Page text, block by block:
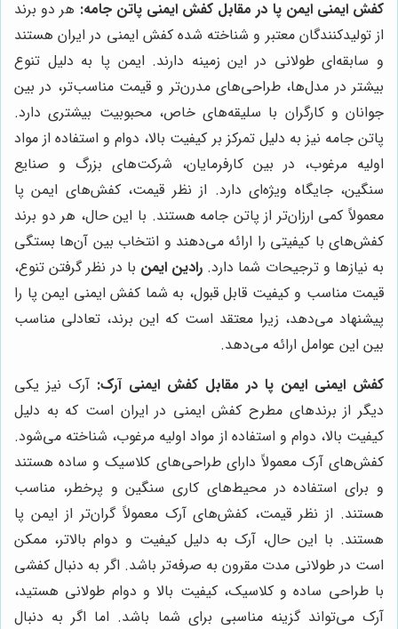
کفش ایمنی ایمن پا در مقابل کفش ایمنی پاتن جامه: هر دو برند
از تولیدکنندگان معتبر و شناخته شده کفش ایمنی در ایران هستند
و سابقه‌ای طولانی در این زمینه دارند. ایمن پا به دلیل تنوع
بیشتر در مدل‌ها، طراحی‌های مدرن‌تر و قیمت مناسب‌تر، در بین
جوانان و کارگران با سلیقه‌های خاص، محبوبیت بیشتری دارد.
پاتن جامه نیز به دلیل تمرکز بر کیفیت بالا، دوام و استفاده از مواد
اولیه مرغوب، در بین کارفرمایان، شرکت‌های بزرگ و صنایع
سنگین، جایگاه ویژه‌ای دارد. از نظر قیمت، کفش‌های ایمن پا
معمولاً کمی ارزان‌تر از پاتن جامه هستند. با این حال، هر دو برند
کفش‌های با کیفیتی را ارائه می‌دهند و انتخاب بین آن‌ها بستگی
به نیازها و ترجیحات شما دارد. رادین ایمن با در نظر گرفتن تنوع،
قیمت مناسب و کیفیت قابل قبول، به شما کفش ایمنی ایمن پا را
پیشنهاد می‌دهد، زیرا معتقد است که این برند، تعادلی مناسب
بین این عوامل ارائه می‌دهد.
کفش ایمنی ایمن پا در مقابل کفش ایمنی آرک: آرک نیز یکی
دیگر از برندهای مطرح کفش ایمنی در ایران است که به دلیل
کیفیت بالا، دوام و استفاده از مواد اولیه مرغوب، شناخته می‌شود.
کفش‌های آرک معمولاً دارای طراحی‌های کلاسیک و ساده هستند
و برای استفاده در محیط‌های کاری سنگین و پرخطر، مناسب
هستند. از نظر قیمت، کفش‌های آرک معمولاً گران‌تر از ایمن پا
هستند. با این حال، آرک به دلیل کیفیت و دوام بالاتر، ممکن
است در طولانی مدت مقرون به صرفه‌تر باشد. اگر به دنبال کفشی
با طراحی ساده و کلاسیک، کیفیت بالا و دوام طولانی هستید،
آرک می‌تواند گزینه مناسبی برای شما باشد. اما اگر به دنبال